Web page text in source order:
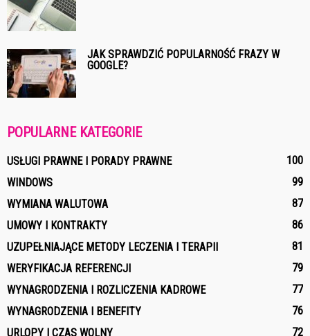
JAK SPRAWDZIĆ POPULARNOŚĆ FRAZY W
GOOGLE?
POPULARNE KATEGORIE
USŁUGI PRAWNE I PORADY PRAWNE
100
WINDOWS
99
WYMIANA WALUTOWA
87
UMOWY I KONTRAKTY
86
UZUPEŁNIAJĄCE METODY LECZENIA I TERAPII
81
WERYFIKACJA REFERENCJI
79
WYNAGRODZENIA I ROZLICZENIA KADROWE
77
WYNAGRODZENIA I BENEFITY
76
URLOPY I CZAS WOLNY
72